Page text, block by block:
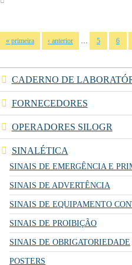
Páginas
« primeira ‹ anterior 5 6
CADERNO DE
FORNECEDORES
OPERADORES SILOGR
SINALÉTICA
SINAIS DE EMERGÊNCIA E
SINAIS DE ADVERTÊNCIA
SINAIS DE EQUIPAMENTO
SINAIS DE PROIBIÇÃO
SINAIS DE OBRIGATORIEDADE
POSTERS